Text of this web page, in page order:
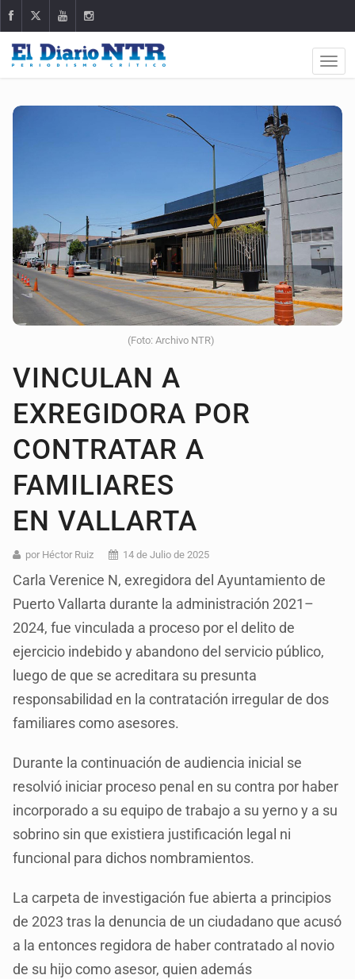
(Foto: Archivo NTR)
VINCULAN A
EXREGIDORA POR
CONTRATAR A
FAMILIARES
EN VALLARTA
por Héctor Ruiz 14 de Julio de 2025
Carla Verenice N, exregidora del Ayuntamiento de
Puerto Vallarta durante la administración 2021–
2024, fue vinculada a proceso por el delito de
ejercicio indebido y abandono del servicio público,
luego de que se acreditara su presunta
responsabilidad en la contratación irregular de dos
familiares como asesores.
Durante la continuación de audiencia inicial se
resolvió iniciar proceso penal en su contra por haber
incorporado a su equipo de trabajo a su yerno y a su
sobrino sin que existiera justificación legal ni
funcional para dichos nombramientos.
La carpeta de investigación fue abierta a principios
de 2023 tras la denuncia de un ciudadano que acusó
a la entonces regidora de haber contratado al novio
de su hijo como asesor, quien además